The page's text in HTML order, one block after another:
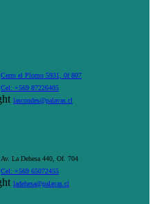
Cerro el Plomo 5931, 0f 807
Cel: +569 87226405
lascondes@palavas.cl
Av. La Dehesa 440, Of. 704
Cel: +569 65072455
ladehesa@palavas.cl